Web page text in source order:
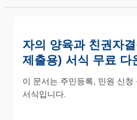
자의 양육과 친권자
제출용) 서식 무료 다
이 문서는 주민등록, 민원 신
서식입니다.